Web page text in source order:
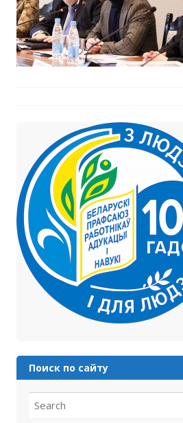
Поиск по сайту
Search for: